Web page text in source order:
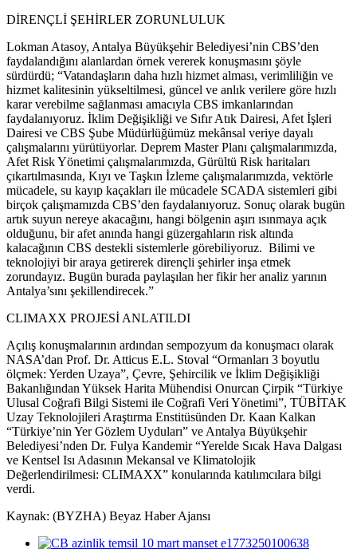
DİRENÇLİ ŞEHİRLER ZORUNLULUK
Lokman Atasoy, Antalya Büyükşehir Belediyesi’nin CBS’den
faydalandığını alanlardan örnek vererek konuşmasını şöyle
sürdürdü; “Vatandaşların daha hızlı hizmet alması, verimliliğin ve
hizmet kalitesinin yükseltilmesi, güncel ve anlık verilere göre hızlı
karar verebilme sağlanması amacıyla CBS imkanlarından
faydalanıyoruz. İklim Değişikliği ve Sıfır Atık Dairesi, Afet İşleri
Dairesi ve CBS Şube Müdürlüğümüz mekânsal veriye dayalı
çalışmalarını yürütüyorlar. Deprem Master Planı çalışmalarımızda,
Afet Risk Yönetimi çalışmalarımızda, Gürültü Risk haritaları
çıkartılmasında, Kıyı ve Taşkın İzleme çalışmalarımızda, vektörle
mücadele, su kayıp kaçakları ile mücadele SCADA sistemleri gibi
birçok çalışmamızda CBS’den faydalanıyoruz. Sonuç olarak bugün
artık suyun nereye akacağını, hangi bölgenin aşırı ısınmaya açık
olduğunu, bir afet anında hangi güzergahların risk altında
kalacağının CBS destekli sistemlerle görebiliyoruz. Bilimi ve
teknolojiyi bir araya getirerek dirençli şehirler inşa etmek
zorundayız. Bugün burada paylaşılan her fikir her analiz yarının
Antalya’sını şekillendirecek.”
CLIMAXX PROJESİ ANLATILDI
Açılış konuşmalarının ardından sempozyum da konuşmacı olarak
NASA’dan Prof. Dr. Atticus E.L. Stoval “Ormanları 3 boyutlu
ölçmek: Yerden Uzaya”, Çevre, Şehircilik ve İklim Değişikliği
Bakanlığından Yüksek Harita Mühendisi Onurcan Çirpik “Türkiye
Ulusal Coğrafi Bilgi Sistemi ile Coğrafi Veri Yönetimi”, TÜBİTAK
Uzay Teknolojileri Araştırma Enstitüsünden Dr. Kaan Kalkan
“Türkiye’nin Yer Gözlem Uyduları” ve Antalya Büyükşehir
Belediyesi’nden Dr. Fulya Kandemir “Yerelde Sıcak Hava Dalgası
ve Kentsel Isı Adasının Mekansal ve Klimatolojik
Değerlendirilmesi: CLIMAXX” konularında katılımcılara bilgi
verdi.
Kaynak: (BYZHA) Beyaz Haber Ajansı